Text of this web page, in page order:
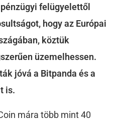
felügyelettől
hogy az Európai
köztük
üzemelhessen.
jóvá a Bitpanda és a
is.
mára több mint 40